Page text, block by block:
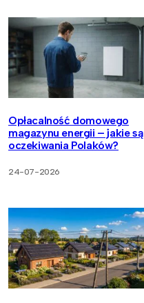
Opłacalność domowego
magazynu energii – jakie są
oczekiwania Polaków?
24-07-2026